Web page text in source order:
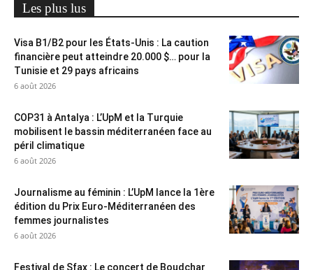
Les plus lus
Visa B1/B2 pour les États-Unis : La caution
financière peut atteindre 20.000 $… pour la
Tunisie et 29 pays africains
6 août 2026
COP31 à Antalya : L’UpM et la Turquie
mobilisent le bassin méditerranéen face au
péril climatique
6 août 2026
Journalisme au féminin : L’UpM lance la 1ère
édition du Prix Euro-Méditerranéen des
femmes journalistes
6 août 2026
Festival de Sfax : Le concert de Boudchar